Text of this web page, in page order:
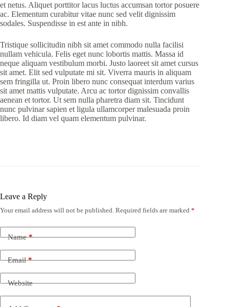
et netus. Aliquet porttitor lacus luctus accumsan tortor posuere
ac. Elementum curabitur vitae nunc sed velit dignissim
sodales. Suspendisse in est ante in nibh.
Tristique sollicitudin nibh sit amet commodo nulla facilisi
nullam vehicula. Felis eget nunc lobortis mattis. Massa id
neque aliquam vestibulum morbi. Justo laoreet sit amet cursus
sit amet. Elit sed vulputate mi sit. Viverra mauris in aliquam
sem fringilla ut. Proin libero nunc consequat interdum varius
sit amet mattis vulputate. Arcu ac tortor dignissim convallis
aenean et tortor. Ut sem nulla pharetra diam sit. Tincidunt
nunc pulvinar sapien et ligula ullamcorper malesuada proin
libero. Id diam vel quam elementum pulvinar.
Leave a Reply
Your email address will not be published. Required fields are marked *
Name*
Email*
Website